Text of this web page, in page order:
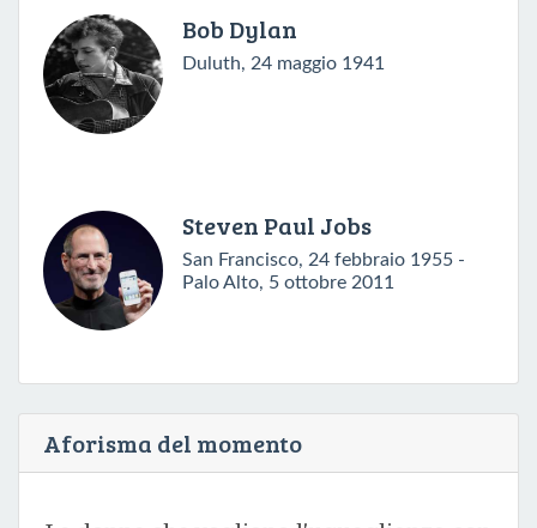
Bob Dylan
Duluth, 24 maggio 1941
Steven Paul Jobs
San Francisco, 24 febbraio 1955 -
Palo Alto, 5 ottobre 2011
Aforisma del momento